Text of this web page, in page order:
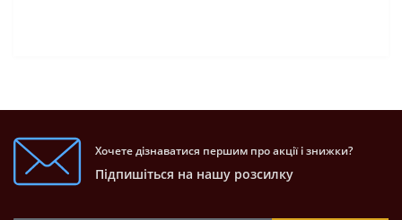
Хочете дізнаватися першим про акції і знижки?
Підпишіться на нашу розсилку